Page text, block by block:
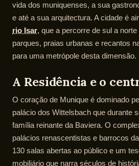
vida dos muniquenses, a sua
e até a sua arquitectura. A cidade é
rio Isar, que a percorre de sul a
parques, praias urbanas e recantos
para uma metrópole desta dimensão.
A Residência e o
O coração de Munique é dominado
palácio dos Wittelsbach que durante
família reinante da Baviera. O
palácios renascentistas e barrocos
130 salas abertas ao público e um
mobiliário que narra séculos de